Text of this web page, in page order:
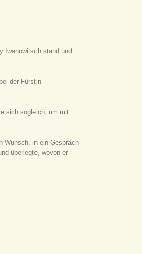
Iwanowitsch stand und
der Fürstin
sich sogleich, um mit
Wunsch, in ein Gespräch
überlegte, wovon er